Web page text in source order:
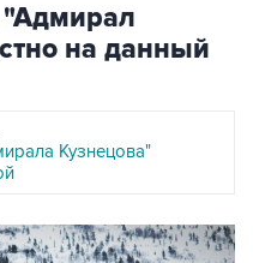
на данный
Кузнецова"